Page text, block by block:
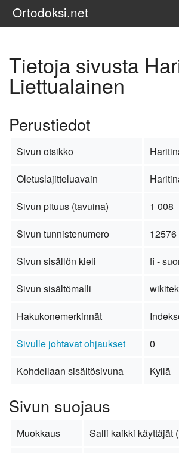
Ortodoksi.net
Haku
Tietoja sivusta
Liettualainen
Perustiedot
Sivun otsikko
Oletuslajitteluavain
Sivun pituus (tavuina)
1 008
Sivun tunnistenumero
12576
Sivun sisällön kieli
fi -
Sivun sisältömalli
Hakukonemerkinnät
Sivulle johtavat ohjaukset
0
Kohdellaan sisältösivuna
Kyllä
Sivun suojaus
Muokkaus
Salli kaikki käyttäjät